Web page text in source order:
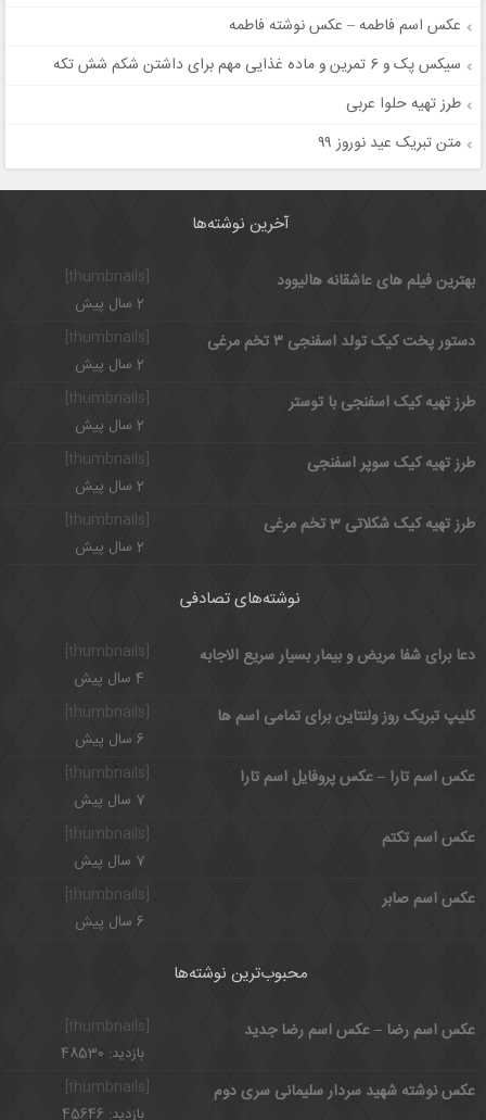
عکس اسم فاطمه – عکس نوشته فاطمه
سیکس پک و 6 تمرین و ماده غذایی مهم برای داشتن شکم شش تکه
طرز تهیه حلوا عربی
متن تبریک عید نوروز ۹۹
آخرین نوشته‌ها
بهترین فیلم های عاشقانه هالیوود
2 سال پیش
[thumbnails]
دستور پخت کیک تولد اسفنجی ۳ تخم مرغی
2 سال پیش
طرز تهیه کیک اسفنجی با توستر
2 سال پیش
[thumbnails]
طرز تهیه کیک سوپر اسفنجی
2 سال پیش
طرز تهیه کیک شکلاتی 3 تخم مرغی
2 سال پیش
نوشته‌های تصادفی
[thumbnails] دعا برای شفا مریض و بیمار بسیار سریع الاجابه
4 سال پیش
کلیپ تبریک روز ولنتاین برای تمامی اسم ها
6 سال پیش
[thumbnails]
عکس اسم تارا – عکس پروفایل اسم تارا
7 سال پیش
عکس اسم تکتم
7 سال پیش
عکس اسم صابر
6 سال پیش
محبوب‌ترین نوشته‌ها
عکس اسم رضا – عکس اسم رضا جدید
بازدید: 48530
[thumbnails]
عکس نوشته شهید سردار سلیمانی سری دوم
بازدید: 45646